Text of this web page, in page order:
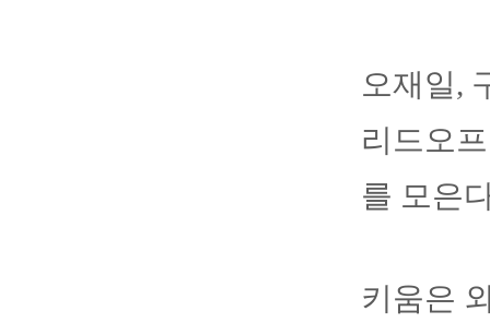
오재일,
리드오
를 모은
키움은